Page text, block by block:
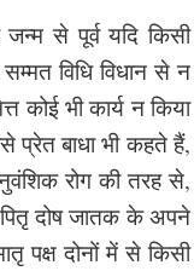
से पूर्व यदि किसी
विधि विधान से न
कोई भी कार्य न किया
प्रेत बाधा भी कहते हैं,
रोग की तरह से,
दोष जातक के अपने
पक्ष दोनों में से किसी